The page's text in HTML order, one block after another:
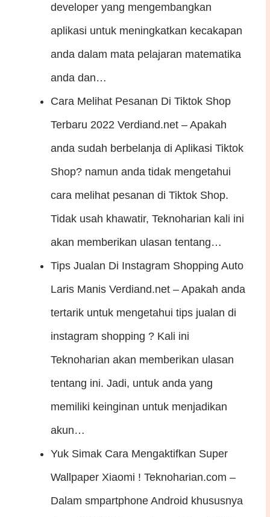
developer yang mengembangkan
aplikasi untuk meningkatkan kecakapan
anda dalam mata pelajaran matematika
anda dan…
Cara Melihat Pesanan Di Tiktok Shop
Terbaru 2022 Verdiand.net – Apakah
anda sudah berbelanja di Aplikasi Tiktok
Shop? namun anda tidak mengetahui
cara melihat pesanan di Tiktok Shop.
Tidak usah khawatir, Teknoharian kali ini
akan memberikan ulasan tentang…
Tips Jualan Di Instagram Shopping Auto
Laris Manis Verdiand.net – Apakah anda
tertarik untuk mengetahui tips jualan di
instagram shopping ? Kali ini
Teknoharian akan memberikan ulasan
tentang ini. Jadi, untuk anda yang
memiliki keinginan untuk menjadikan
akun…
Yuk Simak Cara Mengaktifkan Super
Wallpaper Xiaomi ! Teknoharian.com –
Dalam smpartphone Android khususnya